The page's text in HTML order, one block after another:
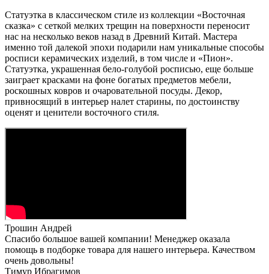
Статуэтка в классическом стиле из коллекции «Восточная
сказка» с сеткой мелких трещин на поверхности переносит
нас на несколько веков назад в Древний Китай. Мастера
именно той далекой эпохи подарили нам уникальные способы
росписи керамических изделий, в том числе и «Пион».
Статуэтка, украшенная бело-голубой росписью, еще больше
заиграет красками на фоне богатых предметов мебели,
роскошных ковров и очаровательной посуды. Декор,
привносящий в интерьер налет старины, по достоинству
оценят и ценители восточного стиля.
Трошин Андрей
Спасибо большое вашей компании! Менеджер оказала
помощь в подборке товара для нашего интерьера. Качеством
очень довольны!
Тимур Ибрагимов